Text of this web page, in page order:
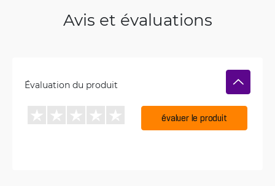
Avis et évaluations
Évaluation du produit
évaluer le produit